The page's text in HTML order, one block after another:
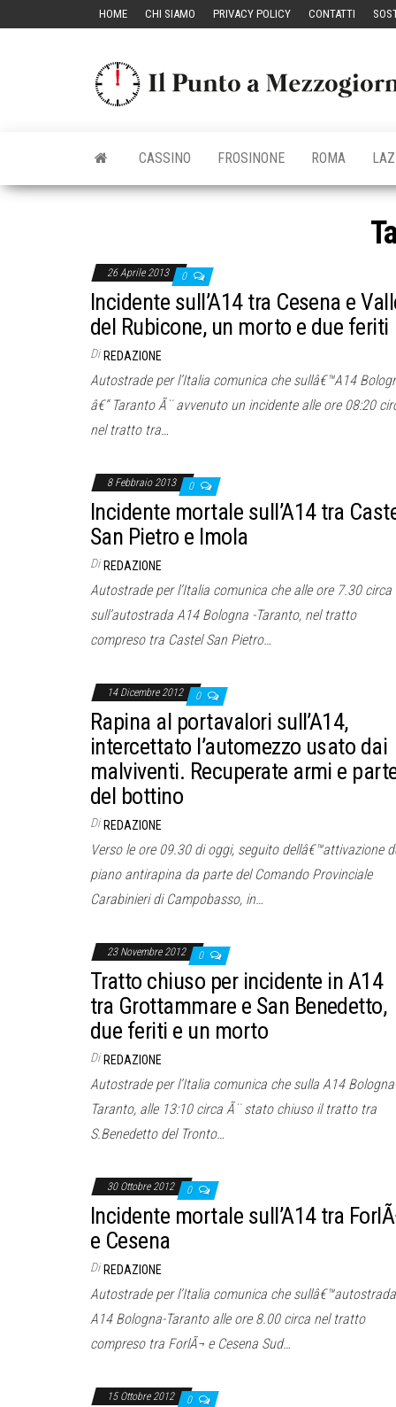
HOME CHI SIAMO PRIVACY POLICY CONTATTI
CASSINO FROSINONE ROMA
26 Aprile 2013 0
Incidente sull’A14 tra Cesena e
del Rubicone, un morto e due feriti
Di REDAZIONE
Autostrade per l’Italia comunica che sullâ€™A14
â€“ Taranto Ã¨ avvenuto un incidente alle ore 08:20
nel tratto tra…
8 Febbraio 2013 0
Incidente mortale sull’A14 tra
San Pietro e Imola
Di REDAZIONE
Autostrade per l’Italia comunica che alle ore 7.30 circa
sull’autostrada A14 Bologna -Taranto, nel tratto
compreso tra Castel San Pietro…
14 Dicembre 2012 0
Rapina al portavalori sull’A14,
intercettato l’automezzo usato dai
malviventi. Recuperate armi e
del bottino
Di REDAZIONE
Verso le ore 09.30 di oggi, seguito dellâ€™attivazione
piano antirapina da parte del Comando Provinciale
Carabinieri di Campobasso, in…
23 Novembre 2012 0
Tratto chiuso per incidente in A14
tra Grottammare e San Benedetto,
due feriti e un morto
Di REDAZIONE
Autostrade per l’Italia comunica che sulla A14
Taranto, alle 13:10 circa Ã¨ stato chiuso il tratto tra
S.Benedetto del Tronto…
30 Ottobre 2012 0
Incidente mortale sull’A14 tra
e Cesena
Di REDAZIONE
Autostrade per l’Italia comunica che sullâ€™autostrada
A14 Bologna-Taranto alle ore 8.00 circa nel tratto
compreso tra ForlÃ¬ e Cesena Sud…
15 Ottobre 2012 0